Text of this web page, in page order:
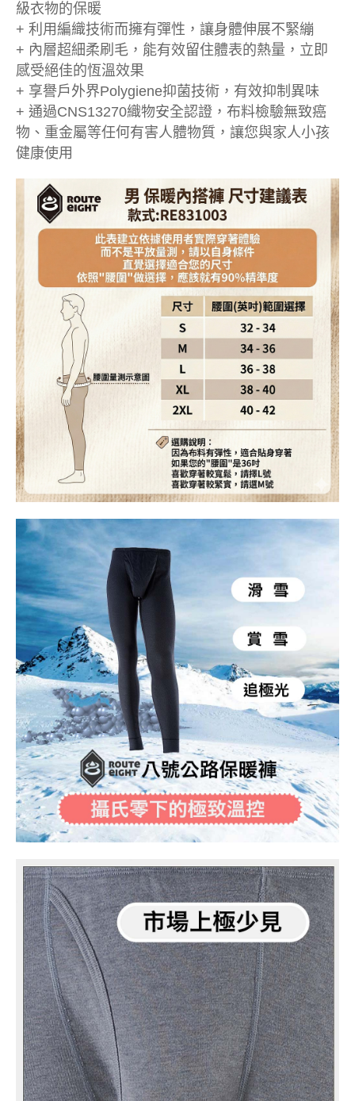
級衣物的保暖
+ 利用編織技術而擁有彈性，讓身體伸展不緊繃
+ 內層超細柔刷毛，能有效留住體表的熱量，立即
感受絕佳的恆溫效果
+ 享譽戶外界Polygiene抑菌技術，有效抑制異味
+ 通過CNS13270織物安全認證，布料檢驗無致癌
物、重金屬等任何有害人體物質，讓您與家人小孩
健康使用